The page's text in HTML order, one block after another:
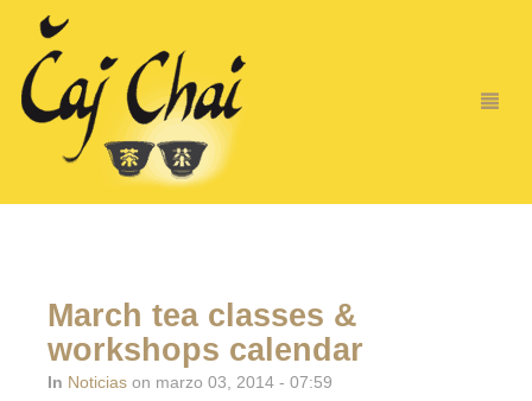
March tea classes &
workshops calendar
In Noticias on marzo 03, 2014 - 07:59